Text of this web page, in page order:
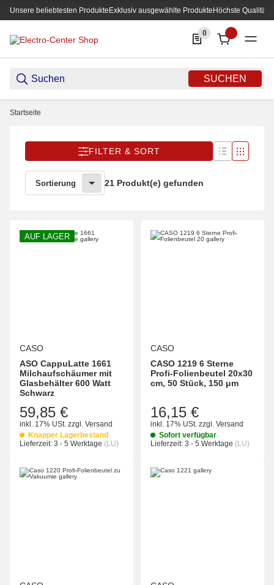
Unsere beliebtesten ProdukteExklusiv ausgewählte ProdukteHöchste Qualität
SUCHEN
0
0 Produkte in der
Startseite
FILTER & SORT
Sortierung 21 Produkt(e) gefunden
AUF LAGER
CASO
ASO CappuLatte 1661
Milchaufschäumer mit
Glasbehälter 600 Watt
Schwarz
59,85 €
inkl. 17% USt. zzgl. Versand
Knapper Lagerbestand
Lieferzeit: 3 - 5 Werktage (LU)
CASO
CASO 1219 6 Sterne
Profi-Folienbeutel 20x30
cm, 50 Stück, 150 μm
16,15 €
inkl. 17% USt. zzgl. Versand
Sofort verfügbar
Lieferzeit: 3 - 5 Werktage (LU)